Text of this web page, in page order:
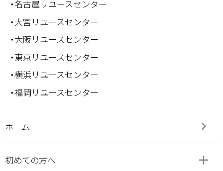
・名古屋リユースセンター
・大宮リユースセンター
・大阪リユースセンター
・東京リユースセンター
・横浜リユースセンター
・福岡リユースセンター
ホーム keyboard_arrow_right
初めての方へ add
remove